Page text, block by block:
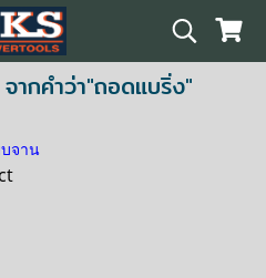
ากคำว่า"ถอดแบริ่ง"
จาน